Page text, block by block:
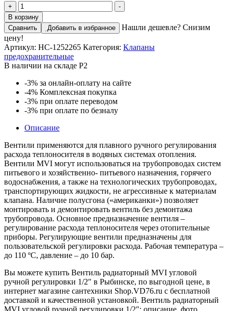
+
Количество
товара
Вентиль
радиаторный
MVI
угловой
ручной
регулировки
1/2"
-
В корзину
Сравнить
Добавить в избранное
Нашли дешевле? Снизим
цену!
Артикул: НС-1252265 Категория: Клапаны
предохранительные
В наличии на складе Р2
-3% за онлайн-оплату на сайте
-4% Комплексная покупка
-3% при оплате переводом
-3% при оплате по безналу
Описание
Вентили применяются для плавного ручного регулирования
расхода теплоносителя в водяных системах отопления.
Вентили MVI могут использоваться на трубопроводах систем
питьевого и хозяйственно- питьевого назначения, горячего
водоснабжения, а также на технологических трубопроводах,
транспортирующих жидкости, не агрессивные к материалам
клапана. Наличие полусгона («американки») позволяет
монтировать и демонтировать вентиль без демонтажа
трубопровода. Основное предназначение вентиля –
регулирование расхода теплоносителя через отопительные
приборы. Регулирующие вентили предназначены для
пользовательской регулировки расхода. Рабочая температура –
до 110 ºС, давление – до 10 бар.
Вы можете купить Вентиль радиаторный MVI угловой
ручной регулировки 1/2″ в Рыбинске, по выгодной цене, в
интернет магазине сантехники Shop.VD76.ru с бесплатной
доставкой и качественной установкой. Вентиль радиаторный